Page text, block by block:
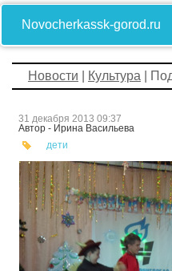
Novocherkassk-gorod.ru
Новости Культура |
31 декабря 2013 09:37
Автор - Ирина Васильева
дети